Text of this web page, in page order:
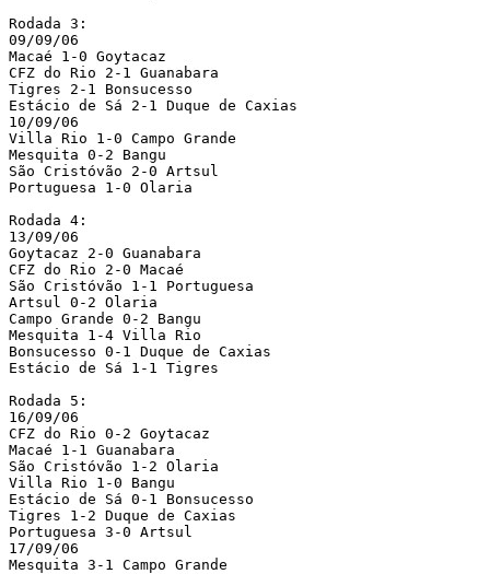
Rodada 3:
09/09/06
Macaé 1-0 Goytacaz
CFZ do Rio 2-1 Guanabara
Tigres 2-1 Bonsucesso
Estácio de Sá 2-1 Duque de Caxias
10/09/06
Villa Rio 1-0 Campo Grande
Mesquita 0-2 Bangu
São Cristóvão 2-0 Artsul
Portuguesa 1-0 Olaria
Rodada 4:
13/09/06
Goytacaz 2-0 Guanabara
CFZ do Rio 2-0 Macaé
São Cristóvão 1-1 Portuguesa
Artsul 0-2 Olaria
Campo Grande 0-2 Bangu
Mesquita 1-4 Villa Rio
Bonsucesso 0-1 Duque de Caxias
Estácio de Sá 1-1 Tigres
Rodada 5:
16/09/06
CFZ do Rio 0-2 Goytacaz
Macaé 1-1 Guanabara
São Cristóvão 1-2 Olaria
Villa Rio 1-0 Bangu
Estácio de Sá 0-1 Bonsucesso
Tigres 1-2 Duque de Caxias
Portuguesa 3-0 Artsul
17/09/06
Mesquita 3-1 Campo Grande